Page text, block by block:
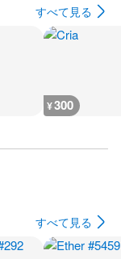
すべて見る
¥300
すべて見る